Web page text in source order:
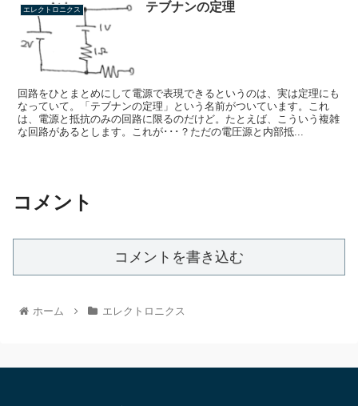
エレクトロニクス テブナンの定理
回路をひとまとめにして電源で表現できるというのは、実は定理にも
なっていて。「テブナンの定理」という名前がついています。これ
は、電源と抵抗のみの回路に限るのだけど。たとえば、こういう複雑
な回路があるとします。これが･･･？ただの電圧源と内部抵...
コメント
コメントを書き込む
ホーム エレクトロニクス